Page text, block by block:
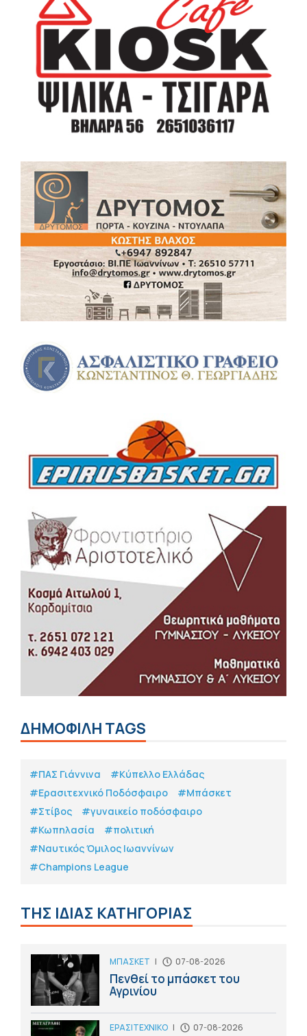
ΔΗΜΟΦΙΛΗ TAGS
#ΠΑΣ Γιάννινα
#Κύπελλο Ελλάδας
#Eρασιτεχνικό Ποδόσφαιρο
#Μπάσκετ
#Στίβος
#γυναικείο ποδόσφαιρο
#Κωπηλασία
#πολιτική
#Ναυτικός Όμιλος Ιωαννίνων
#Champions League
ΤΗΣ ΙΔΙΑΣ ΚΑΤΗΓΟΡΙΑΣ
ΜΠΑΣΚΕΤ | 07-08-2026
Πενθεί το μπάσκετ του
Αγρινίου
ΕΡΑΣΙΤΕΧΝΙΚΟ | 07-08-2026